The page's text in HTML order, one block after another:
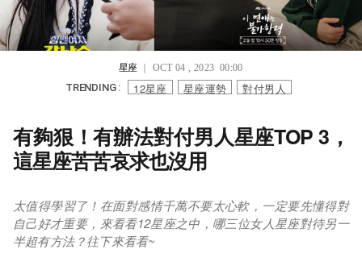
星座｜ OCT 04 , 2023 00:00
TRENDING : 12星座 星座運勢 對付男人
有夠狠！有辦法對付男人星座TOP 3，
這星座苦苦哀求也沒用
太值得學習了！在面對感情千萬不要太心軟，一定要先懂得對
自己好才重要，來看看12星座之中，哪三位女人星座對待另一
半超有方法？往下來看看~